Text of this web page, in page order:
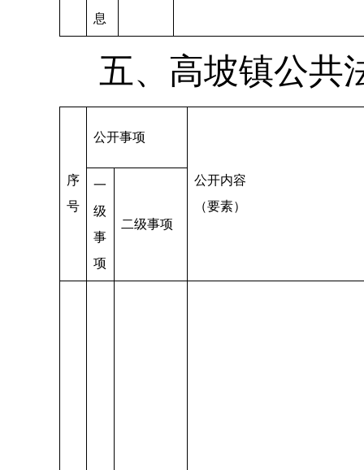
息
五、高坡镇公共
序
号
公开事项
公开内容
（要素）
一
级
事
项
二级事项